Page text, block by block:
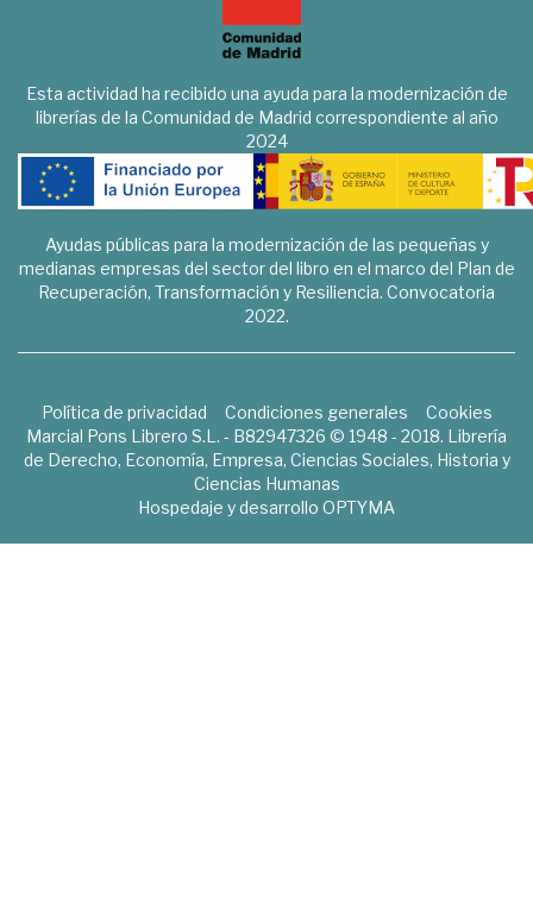
Esta actividad ha recibido una ayuda para la modernización de
librerías de la Comunidad de Madrid correspondiente al año
2024
Ayudas públicas para la modernización de las pequeñas y
medianas empresas del sector del libro en el marco del Plan de
Recuperación, Transformación y Resiliencia. Convocatoria
2022.
Política de privacidad Condiciones generales
Cookies
Marcial Pons Librero S.L. - B82947326 © 1948 - 2018. Librería
de Derecho, Economía, Empresa, Ciencias Sociales, Historia y
Ciencias Humanas
Hospedaje y desarrollo OPTYMA